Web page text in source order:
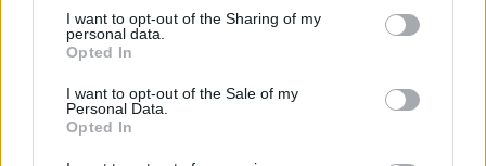
not limited to your visit or usage behaviour. You may click to
grant or deny consent to Google and its third-party tags to
use your data for below specified purposes in below Google
consent section.
I want to opt-out of the Sharing of my
personal data.
Opted In
I want to opt-out of the Sale of my
Personal Data.
Opted In
δυνατότητες της τεχνολογίας κάτι - που λόγω
θέσης δηλαδή - θα έπρεπε να «παίζει στα
μιλά ένας συνεργάτης του πρωθυπουργού για τις
εκλογές; Είναι μέσα στις αρμοδιότητές του να